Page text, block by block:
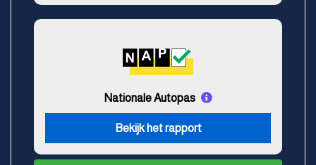
Nationale Autopas
Bekijk het rapport